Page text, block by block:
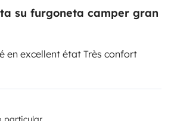
su furgoneta camper gran
en excellent état Très confort